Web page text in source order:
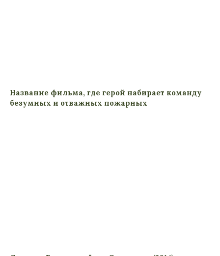
Название фильма, где герой набирает команду
безумных и отважных пожарных